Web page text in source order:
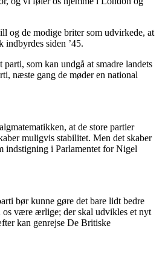
og de modige briter som udvirkede, at
indbyrdes siden ’45.
som kan undgå at smadre landets
næste gang de møder en national
at de store partier
muligvis stabilitet. Men det skaber
indstigning i Parlamentet for Nigel
bør kunne gøre det bare lidt bedre
os være ærlige; der skal udvikles et nyt
kan genrejse De Britiske